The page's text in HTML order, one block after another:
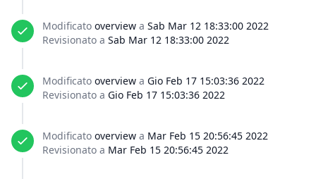
Modificato overview a Sab Mar 12 18:33:00 2022
Revisionato a Sab Mar 12 18:33:00 2022
Modificato overview a Gio Feb 17 15:03:36 2022
Revisionato a Gio Feb 17 15:03:36 2022
Modificato overview a Mar Feb 15 20:56:45 2022
Revisionato a Mar Feb 15 20:56:45 2022